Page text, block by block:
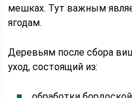
мешках. Тут важным
ягодам.
Деревьям после сбора
уход, состоящий из: